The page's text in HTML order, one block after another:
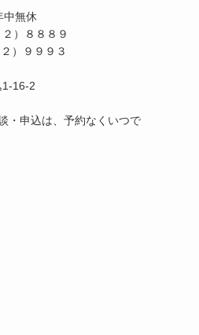
無休
）８８８９
）９９９３
1-16-2
・申込は、予約なくいつで